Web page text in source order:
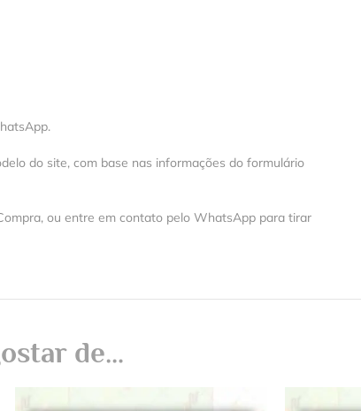
do site, com base nas informações do formulário
ou entre em contato pelo WhatsApp para tirar
de…